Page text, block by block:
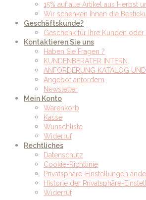
15% auf alle Artikel aus Herbst
Wir schenken Ihnen die
Geschäftskunde?
Geschenk für Ihre Kunden oder
Kontaktieren Sie uns
Haben Sie Fragen ?
KUNDENBERATER INTERN
ANFORDERUNG KATALOG
Angebot anfordern
Newsletter
Mein Konto
Warenkorb
Kasse
Wunschliste
Widerruf
Rechtliches
Datenschutz
Cookie-Richtlinie
Privatsphäre-Einstellungen
Historie der Privatsphäre-
Widerruf